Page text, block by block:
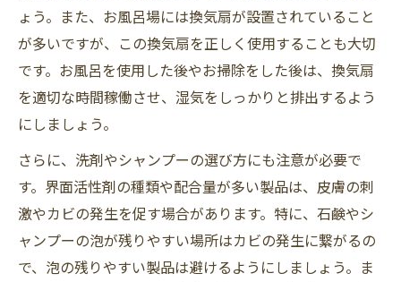
ょう。また、お風呂場には換気扇が設置されていること
が多いですが、この換気扇を正しく使用することも大切
です。お風呂を使用した後やお掃除をした後は、換気扇
を適切な時間稼働させ、湿気をしっかりと排出するよう
にしましょう。
さらに、洗剤やシャンプーの選び方にも注意が必要で
す。界面活性剤の種類や配合量が多い製品は、皮膚の刺
激やカビの発生を促す場合があります。特に、石鹸やシ
ャンプーの泡が残りやすい場所はカビの発生に繋がるの
で、泡の残りやすい製品は避けるようにしましょう。ま